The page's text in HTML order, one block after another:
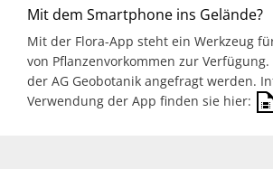
Mit dem Smartphone ins Gelände?
Mit der Flora-App steht ein Werkzeug
von Pflanzenvorkommen zur
der AG Geobotanik angefragt werden.
Verwendung der App finden sie hier: